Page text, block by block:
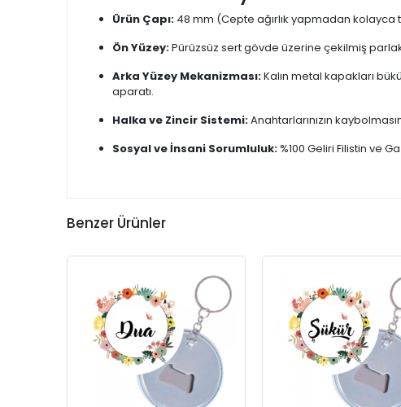
Ürün Çapı: 48 mm (Cepte ağırlık yapmadan
Ön Yüzey:Pürüzsüz sert gövde üzerine çekilmiş
Arka Yüzey Mekanizması:Kalın metal kapakları
aparatı.
Halka ve Zincir Sistemi:Anahtarlarınızın
Sosyal ve İnsani Sorumluluk: %100 Geliri Filistin ve
Benzer Ürünler